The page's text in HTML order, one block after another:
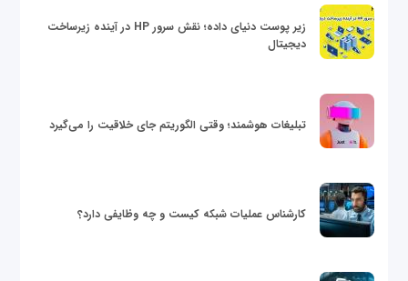
زیر پوست دنیای داده؛ نقش سرور HP در آینده زیرساخت
دیجیتال
تبلیغات هوشمند؛ وقتی الگوریتم جای خلاقیت را می‌گیرد
کارشناس عملیات شبکه کیست و چه وظایفی دارد؟